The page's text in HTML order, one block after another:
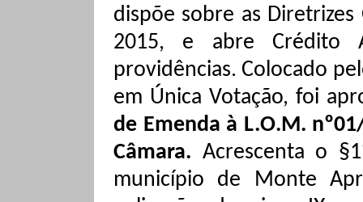
dispõe sobre as
2015, e abre Crédito
providências. Colocado
em Única Votação, foi
de Emenda à L.O.M.
Câmara. Acrescenta o
município de Monte